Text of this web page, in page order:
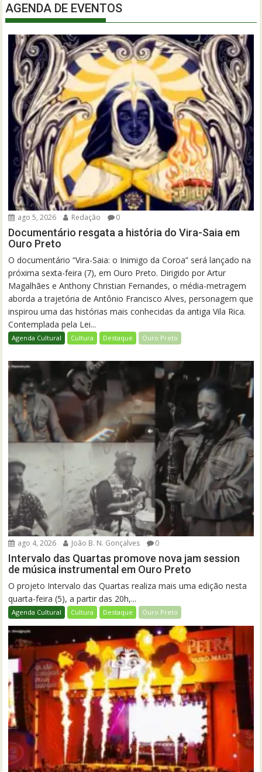
AGENDA DE EVENTOS
ago 5, 2026 Redação 0
Documentário resgata a história do Vira-Saia em
Ouro Preto
O documentário “Vira-Saia: o Inimigo da Coroa” será lançado na
próxima sexta-feira (7), em Ouro Preto. Dirigido por Artur
Magalhães e Anthony Christian Fernandes, o média-metragem
aborda a trajetória de Antônio Francisco Alves, personagem que
inspirou uma das histórias mais conhecidas da antiga Vila Rica.
Contemplada pela Lei...
Agenda Cultural Cultura Destaque Ouro Preto
ago 4, 2026 João B. N. Gonçalves 0
Intervalo das Quartas promove nova jam session
de música instrumental em Ouro Preto
O projeto Intervalo das Quartas realiza mais uma edição nesta
quarta-feira (5), a partir das 20h,...
Agenda Cultural Cultura Destaque Ouro Preto